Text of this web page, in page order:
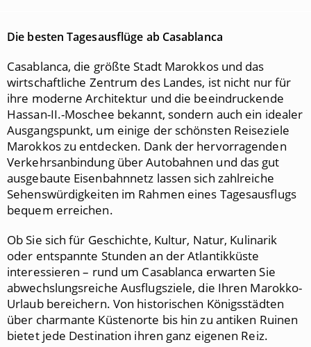
Die besten Tagesausflüge ab Casablanca
Casablanca, die größte Stadt Marokkos und das
wirtschaftliche Zentrum des Landes, ist nicht nur für
ihre moderne Architektur und die beeindruckende
Hassan-II.-Moschee bekannt, sondern auch ein idealer
Ausgangspunkt, um einige der schönsten Reiseziele
Marokkos zu entdecken. Dank der hervorragenden
Verkehrsanbindung über Autobahnen und das gut
ausgebaute Eisenbahnnetz lassen sich zahlreiche
Sehenswürdigkeiten im Rahmen eines Tagesausflugs
bequem erreichen.
Ob Sie sich für Geschichte, Kultur, Natur, Kulinarik
oder entspannte Stunden an der Atlantikküste
interessieren – rund um Casablanca erwarten Sie
abwechslungsreiche Ausflugsziele, die Ihren Marokko-
Urlaub bereichern. Von historischen Königsstädten
über charmante Küstenorte bis hin zu antiken Ruinen
bietet jede Destination ihren ganz eigenen Reiz.